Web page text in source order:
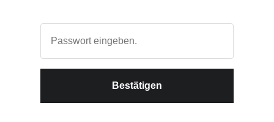
Bestätigen